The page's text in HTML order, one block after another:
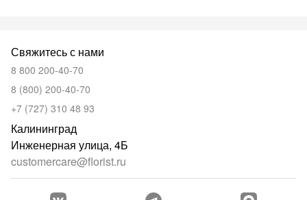
Свяжитесь с нами
8 800 200-40-70
8 (800) 200-40-70
+7 (727) 310 48 93
Калининград
Инженерная улица, 4Б
customercare@florist.ru